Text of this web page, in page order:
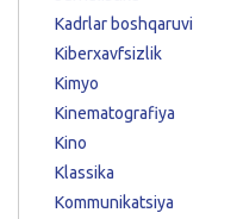
Kadrlar boshqaruvi
Kiberxavfsizlik
Kimyo
Kinematografiya
Kino
Klassika
Kommunikatsiya